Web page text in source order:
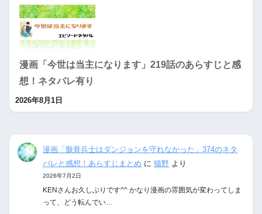
漫画「今世は当主になります」219話のあらすじと感
想！ネタバレ有り
2026年8月1日
漫画「骸骨兵士はダンジョンを守れなかった」374のネタ
バレと感想！あらすじまとめ に猫野 より
2026年7月2日
KENさんお久しぶりです^^ かなり漫画の雰囲気が変わってしま
って、どう転んでい…